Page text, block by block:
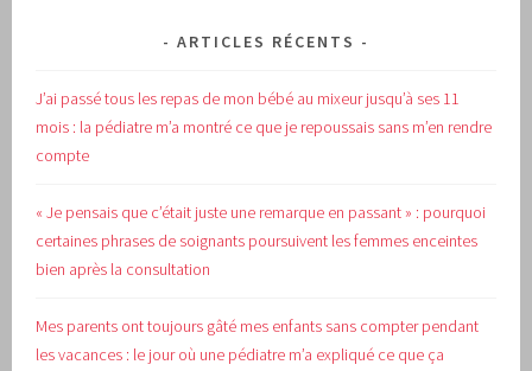
ARTICLES RÉCENTS
J’ai passé tous les repas de mon bébé au mixeur jusqu’à ses 11
mois : la pédiatre m’a montré ce que je repoussais sans m’en rendre
compte
« Je pensais que c’était juste une remarque en passant » : pourquoi
certaines phrases de soignants poursuivent les femmes enceintes
bien après la consultation
Mes parents ont toujours gâté mes enfants sans compter pendant
les vacances : le jour où une pédiatre m’a expliqué ce que ça